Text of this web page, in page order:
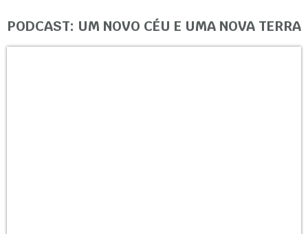
PODCAST: UM NOVO CÉU E UMA NOVA TERRA